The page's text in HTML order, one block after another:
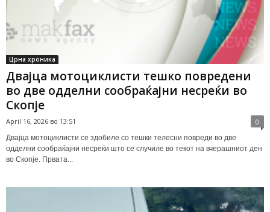
Црна хроника
Двајца мотоциклисти тешко повредени
во две одделни сообраќајни несреќи во
Скопје
April 16, 2026 во 13:51 0
Двајца мотоциклисти се здобиле со тешки телесни повреди во две
одделни сообраќајни несреќи што се случиле во текот на вчерашниот ден
во Скопје. Првата...